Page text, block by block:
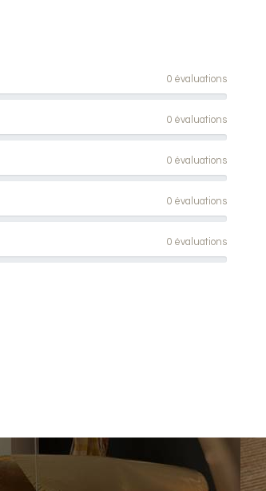
0 évaluations
0 évaluations
0 évaluations
0 évaluations
0 évaluations